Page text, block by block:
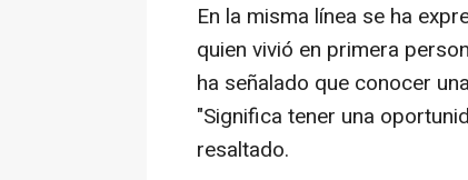
En la misma línea se ha
quien vivió en primera
ha señalado que conocer
"Significa tener una
resaltado.